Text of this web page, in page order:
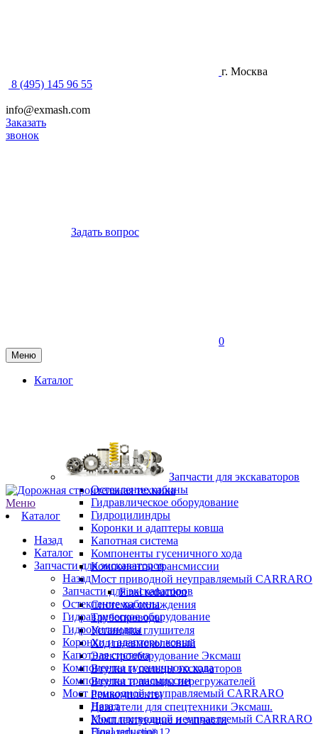
г. Москва
8 (495) 145 96 55
info@exmash.com
Заказать
звонок
Задать вопрос
0
Меню
Каталог
Запчасти для экскаваторов
Остекление кабины
Гидравлическое оборудование
Гидроцилиндры
Коронки и адаптеры ковша
Капотная система
Компоненты гусеничного хода
Компоненты трансмиссии
Мост приводной неуправляемый CARRARO
Final reduction
Системы охлаждения
Трубопроводы
Установка глушителя
Ход пневмоколесный
Электрооборудование Эксмаш
Втулки и пальцы экскаваторов
Втулки и пальцы перегружателей
Ремкомплекты
Двигатели для спецтехники Эксмаш.
Комплектующие и запчасти
Меню
Каталог
Назад
Каталог
Запчасти для экскаваторов
Назад
Запчасти для экскаваторов
Остекление кабины
Гидравлическое оборудование
Гидроцилиндры
Коронки и адаптеры ковша
Капотная система
Компоненты гусеничного хода
Компоненты трансмиссии
Мост приводной неуправляемый CARRARO
Назад
Мост приводной неуправляемый CARRARO
Final reduction